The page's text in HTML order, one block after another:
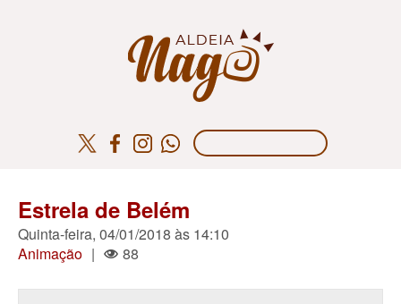
Estrela de Belém
Quinta-feira, 04/01/2018 às 14:10
Animação | 88